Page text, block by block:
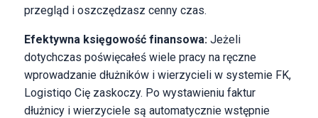
przegląd i oszczędzasz cenny czas.
Efektywna księgowość finansowa: Jeżeli
dotychczas poświęcałeś wiele pracy na ręczne
wprowadzanie dłużników i wierzycieli w systemie FK,
Logistiqo Cię zaskoczy. Po wystawieniu faktur
dłużnicy i wierzyciele są automatycznie wstępnie